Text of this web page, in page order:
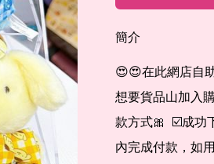
簡介
😍😍在此網店自
想要貨品山加入購
款方式🎀  ☑️成功
內完成付款，如